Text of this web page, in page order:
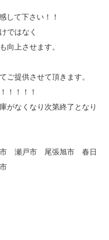
して下さい！！
ではなく
向上させます。
ご提供させて頂きます。
！！！！
がなくなり次第終了となり
市 瀬戸市 尾張旭市 春日